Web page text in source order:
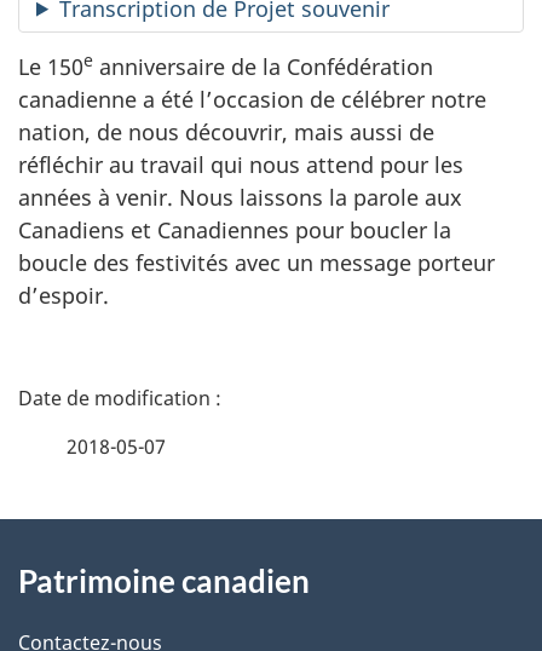
mode
muet
Transcription de Projet souvenir
Le 150e anniversaire de la Confédération
canadienne a été l’occasion de célébrer notre
nation, de nous découvrir, mais aussi de
réfléchir au travail qui nous attend pour les
années à venir. Nous laissons la parole aux
Canadiens et Canadiennes pour boucler la
boucle des festivités avec un message porteur
d’espoir.
D
i
2018-05-07
propos
Patrimoine canadien
Contactez-nous